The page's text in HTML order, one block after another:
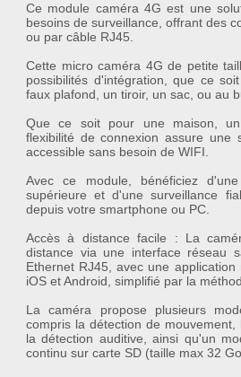
Ce module caméra 4G est une
besoins de surveillance, offrant des
ou par câble RJ45
Cette micro caméra 4G de petite
possibilités d'intégration, que ce
faux plafond, un tiroir, un sac, ou au
Que ce soit pour une maison,
flexibilité de connexion assure une
accessible sans besoin de WIFI.
Avec ce module, bénéficiez
supérieure et d'une surveillance
depuis votre smartphone ou PC.
Accès à distance facile : La
distance via une interface réseau
Ethernet RJ45, avec une
iOS et Android, simplifié par la
La caméra propose plusieurs
compris la détection de
la détection auditive, ainsi qu'un
continu sur carte SD (taille max 32